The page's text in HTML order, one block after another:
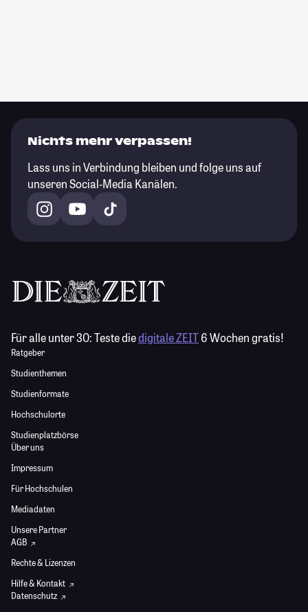
Nichts mehr verpassen!
Lass uns in Verbindung bleiben und folge uns auf
unseren Social-Media Kanälen.
Für alle unter 30:Teste diedigitale ZEIT6 Wochen gratis!
Ratgeber
Studienthemen
Studienformate
Hochschulorte
Studienplatzbörse
Über uns
Impressum
Für Hochschulen
Mediadaten
Unsere Partner
AGB
Rechte & Lizenzen
Hilfe & Kontakt
Datenschutz